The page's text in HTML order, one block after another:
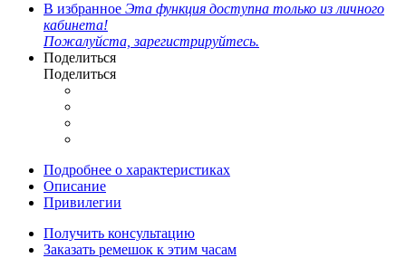
В избранное Эта функция доступна только из личного
кабинета!
Пожалуйста, зарегистрируйтесь.
Поделиться
Поделиться
Подробнее о характеристиках
Описание
Привилегии
Получить консультацию
Заказать ремешок к этим часам